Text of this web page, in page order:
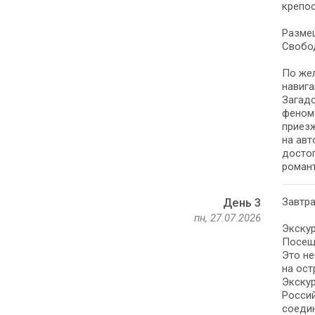
По
на
День 3
пн, 27.07.2026
Это
на